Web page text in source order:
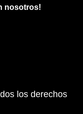
nosotros!
los derechos